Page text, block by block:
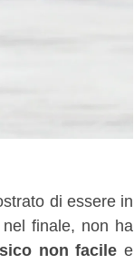
di essere in
finale, non ha
non facile e